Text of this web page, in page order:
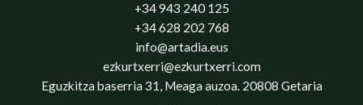
+34 943 240 125
+34 628 202 768
info@artadia.eus
ezkurtxerri@ezkurtxerri.com
Eguzkitza baserria 31, Meaga auzoa. 20808 Getaria